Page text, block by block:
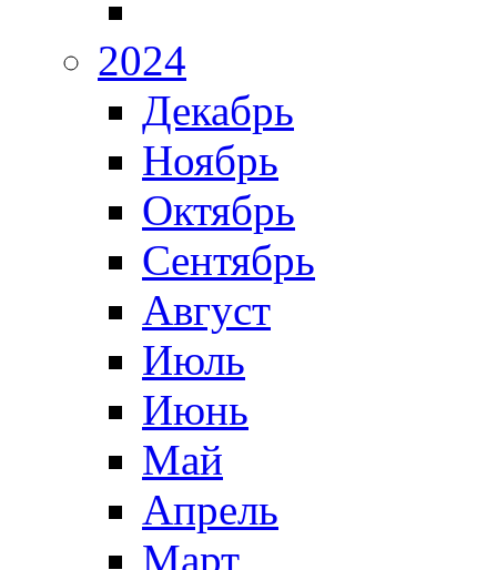
2024
Декабрь
Ноябрь
Октябрь
Сентябрь
Август
Июль
Июнь
Май
Апрель
Март